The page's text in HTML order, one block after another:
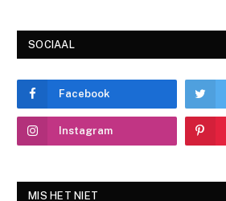
SOCIAAL
Facebook
Instagram
MIS HET NIET